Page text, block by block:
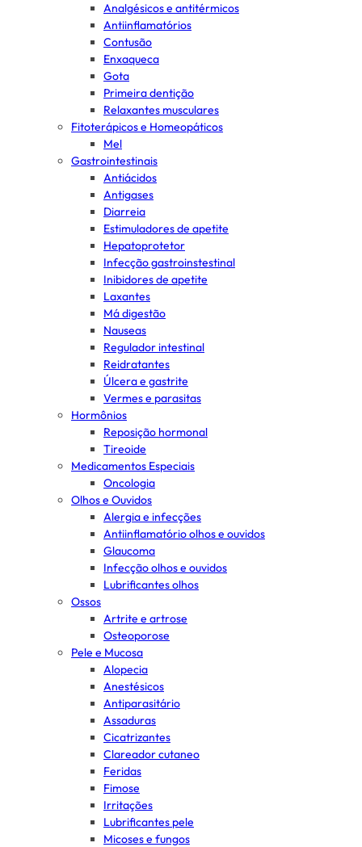
Analgésicos e antitérmicos
Antiinflamatórios
Contusão
Enxaqueca
Gota
Primeira dentição
Relaxantes musculares
Fitoterápicos e Homeopáticos
Mel
Gastrointestinais
Antiácidos
Antigases
Diarreia
Estimuladores de apetite
Hepatoprotetor
Infecção gastroinstestinal
Inibidores de apetite
Laxantes
Má digestão
Nauseas
Regulador intestinal
Reidratantes
Úlcera e gastrite
Vermes e parasitas
Hormônios
Reposição hormonal
Tireoide
Medicamentos Especiais
Oncologia
Olhos e Ouvidos
Alergia e infecções
Antiinflamatório olhos e ouvidos
Glaucoma
Infecção olhos e ouvidos
Lubrificantes olhos
Ossos
Artrite e artrose
Osteoporose
Pele e Mucosa
Alopecia
Anestésicos
Antiparasitário
Assaduras
Cicatrizantes
Clareador cutaneo
Feridas
Fimose
Irritações
Lubrificantes pele
Micoses e fungos